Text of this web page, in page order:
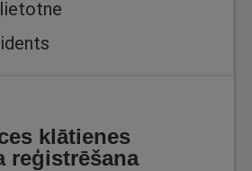
klātienes
reģistrēšana